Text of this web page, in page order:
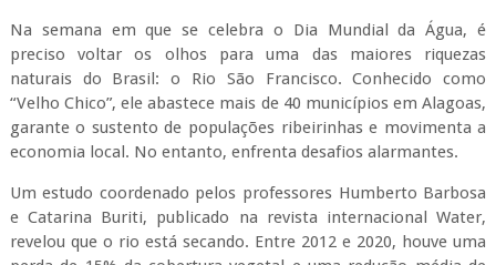
Na semana em que se celebra o Dia Mundial da Água, é
preciso voltar os olhos para uma das maiores riquezas
naturais do Brasil: o Rio São Francisco. Conhecido como
“Velho Chico”, ele abastece mais de 40 municípios em Alagoas,
garante o sustento de populações ribeirinhas e movimenta a
economia local. No entanto, enfrenta desafios alarmantes.
Um estudo coordenado pelos professores Humberto Barbosa
e Catarina Buriti, publicado na revista internacional Water,
revelou que o rio está secando. Entre 2012 e 2020, houve uma